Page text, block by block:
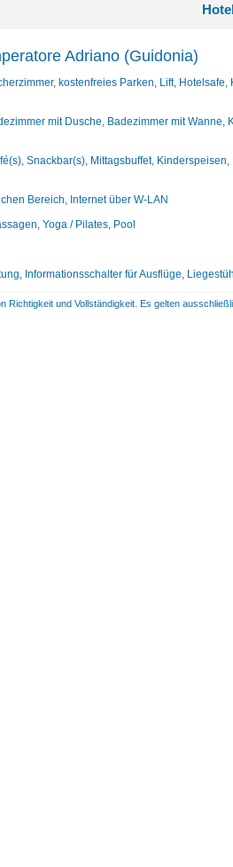
Adriano (Guidonia)
kostenfreies Parken, Lift,
mit Dusche, Badezimmer mit Wanne,
Snackbar(s), Mittagsbuffet,
Bereich, Internet über W-LAN
Yoga / Pilates, Pool
Informationsschalter für Ausflüge,
Richtigkeit und Vollständigkeit. Es gelten